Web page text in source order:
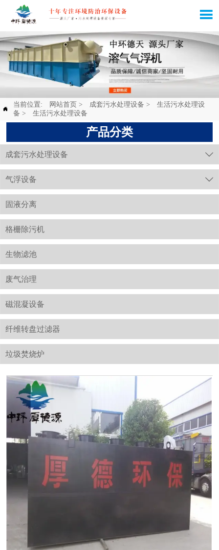


当前位置: 网站首页 > 成套污水处理设备 >
生活污水处理设
备 > 生活污水处理设备
产品分类
成套污水处理设备 
气浮设备 
固液分离
格栅除污机
生物滤池
废气治理
磁混凝设备
纤维转盘过滤器
垃圾焚烧炉